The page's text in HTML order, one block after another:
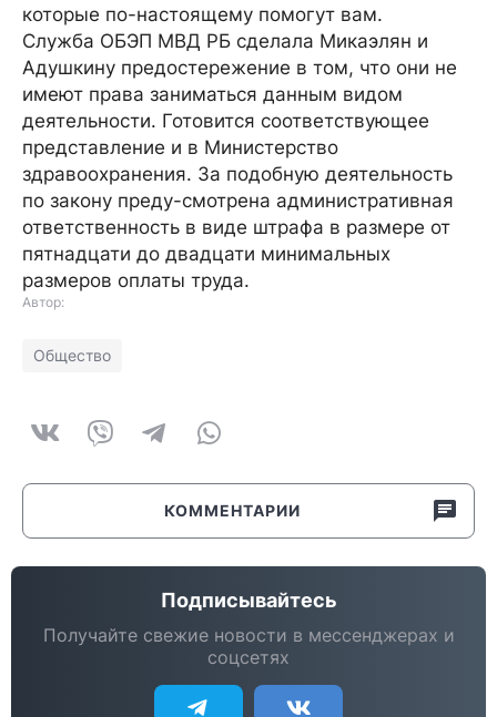
которые по-настоящему помогут вам.
Служба ОБЭП МВД РБ сделала Микаэлян и
Адушкину предостережение в том, что они не
имеют права заниматься данным видом
деятельности. Готовится соответствующее
представление и в Министерство
здравоохранения. За подобную деятельность
по закону преду-смотрена административная
ответственность в виде штрафа в размере от
пятнадцати до двадцати минимальных
размеров оплаты труда.
Автор:
Общество
КОММЕНТАРИИ
Подписывайтесь
Получайте свежие новости в мессенджерах и
соцсетях